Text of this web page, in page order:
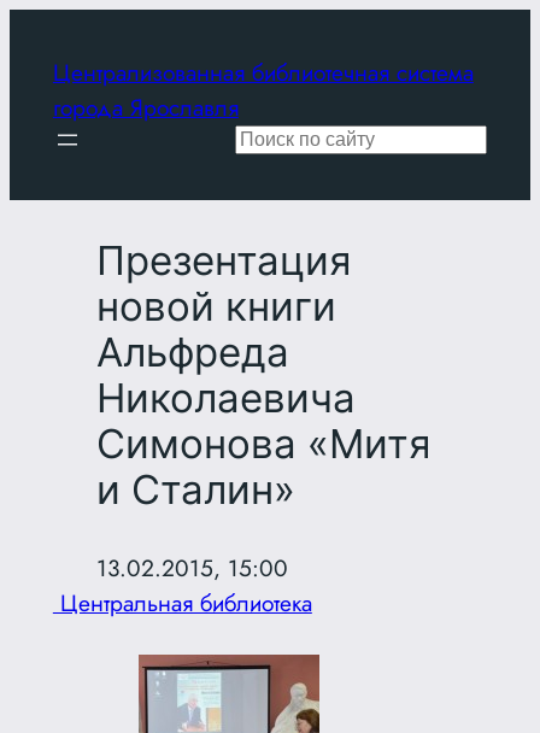
содержимому
Централизованная библиотечная система
города Ярославля
Поиск
Презентация
новой книги
Альфреда
Николаевича
Симонова «Митя
и Сталин»
13.02.2015, 15:00
Центральная библиотека